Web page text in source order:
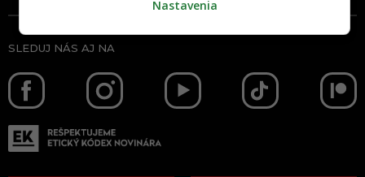
SLEDUJ NÁS AJ NA
Nastavenia